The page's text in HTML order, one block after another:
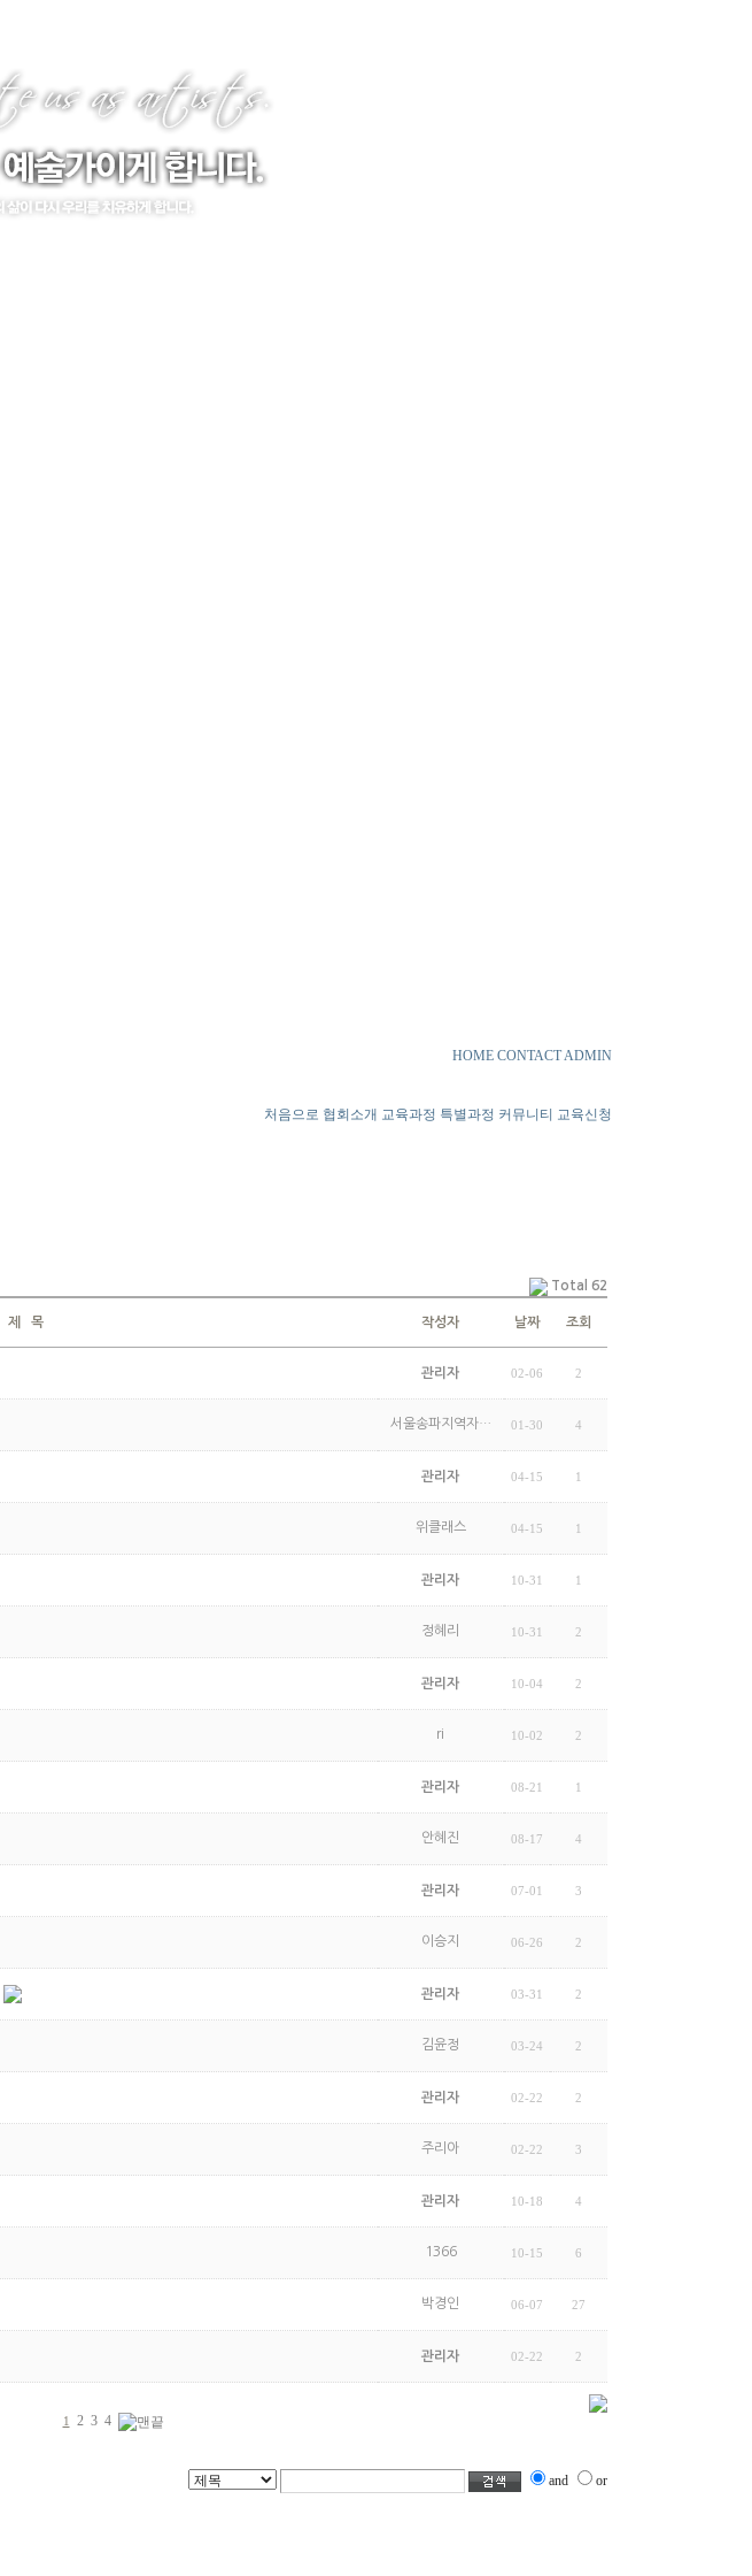
HOME CONTACTADMIN
처음으로 협회소개 교육과정 특별과정 커뮤니티 교육신청
Total 62
제 목 작성자 날짜 조회
관리자 02-06 2
서울송파지역자… 01-30 4
관리자 04-15 1
위클래스 04-15 1
관리자 10-31 1
정혜리 10-31 2
관리자 10-04 2
ri 10-02 2
관리자 08-21 1
안혜진 08-17 4
관리자 07-01 3
이승지 06-26 2
관리자 03-31 2
김윤정 03-24 2
관리자 02-22 2
주리아 02-22 3
관리자 10-18 4
1366 10-15 6
박경인 06-07 27
관리자 02-22 2
1 2 3 4
and or